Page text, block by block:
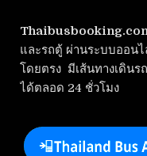
และรถตู้ ผ่านระบบออน
โดยตรง มีเส้นทางเดิน
ได้ตลอด 24 ชั่วโมง